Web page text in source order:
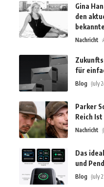
Gina
den
Nachricht
für
Blog July
Parker
Reich Ist
Nachricht
Das
und
Blog July